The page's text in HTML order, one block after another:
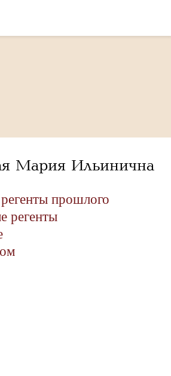
Мария Ильинична
прошлого
регенты